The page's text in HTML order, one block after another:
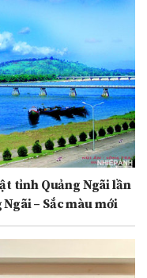
tỉnh Quảng Ngãi lần
– Sắc màu mới